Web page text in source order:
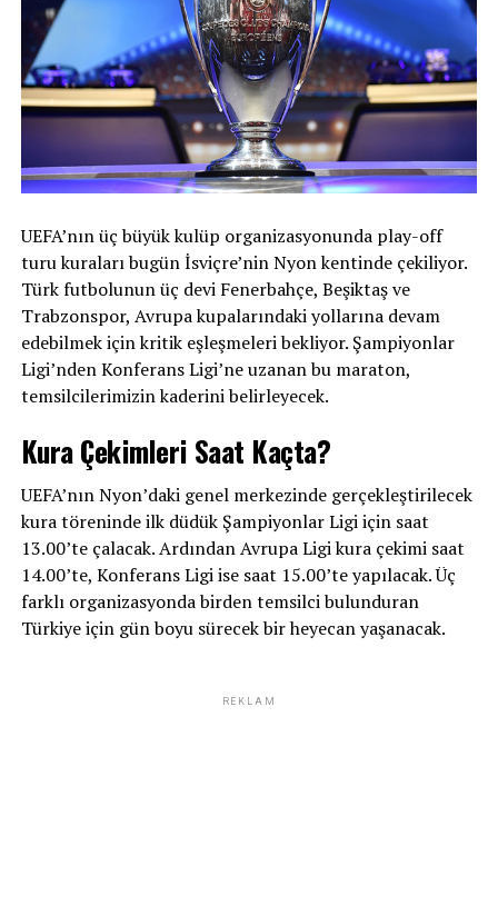
UEFA’nın üç büyük kulüp organizasyonunda play-off
turu kuraları bugün İsviçre’nin Nyon kentinde çekiliyor.
Türk futbolunun üç devi Fenerbahçe, Beşiktaş ve
Trabzonspor, Avrupa kupalarındaki yollarına devam
edebilmek için kritik eşleşmeleri bekliyor. Şampiyonlar
Ligi’nden Konferans Ligi’ne uzanan bu maraton,
temsilcilerimizin kaderini belirleyecek.
Kura Çekimleri Saat Kaçta?
UEFA’nın Nyon’daki genel merkezinde gerçekleştirilecek
kura töreninde ilk düdük Şampiyonlar Ligi için saat
13.00’te çalacak. Ardından Avrupa Ligi kura çekimi saat
14.00’te, Konferans Ligi ise saat 15.00’te yapılacak. Üç
farklı organizasyonda birden temsilci bulunduran
Türkiye için gün boyu sürecek bir heyecan yaşanacak.
REKLAM